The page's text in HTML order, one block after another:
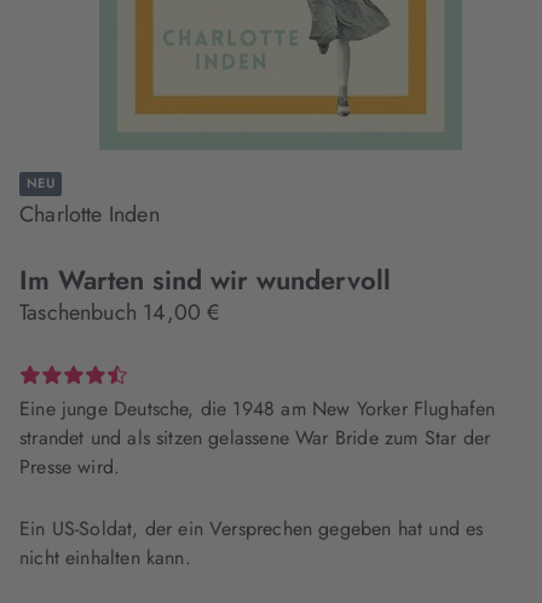
NEU
Charlotte Inden
Im Warten sind wir wundervoll
Taschenbuch 14,00 €
Eine junge Deutsche, die 1948 am New Yorker Flughafen
strandet und als sitzen gelassene War Bride zum Star der
Presse wird.
Ein US-Soldat, der ein Versprechen gegeben hat und es
nicht einhalten kann.